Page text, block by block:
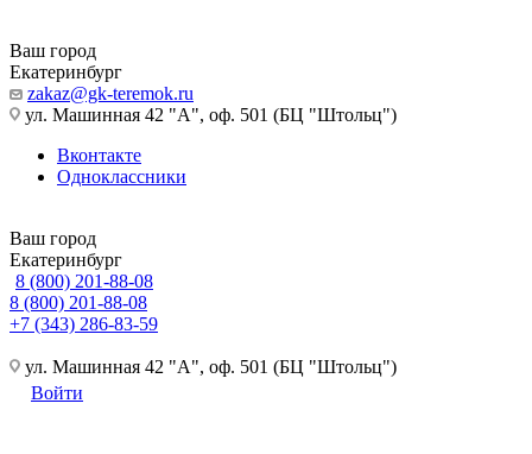
Ваш город
Екатеринбург
zakaz@gk-teremok.ru
ул. Машинная 42 "А", оф. 501 (БЦ "Штольц")
Вконтакте
Одноклассники
Ваш город
Екатеринбург
8 (800) 201-88-08
8 (800) 201-88-08
+7 (343) 286-83-59
ул. Машинная 42 "А", оф. 501 (БЦ "Штольц")
Войти